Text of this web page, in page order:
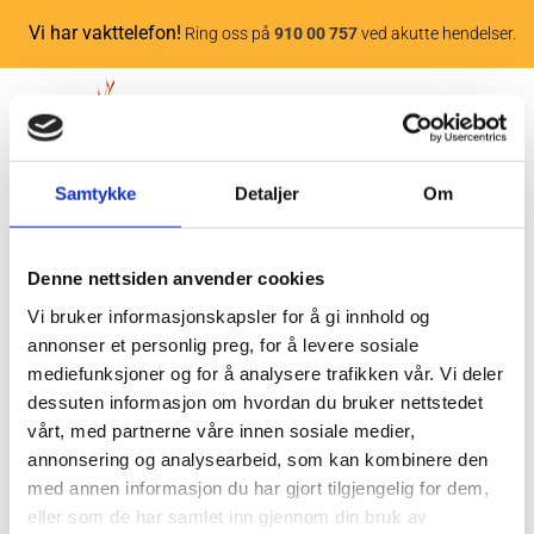
Samtykke Detaljer Om
Denne nettsiden anvender cookies
Vi bruker informasjonskapsler for å gi innhold og
annonser et personlig preg, for å levere sosiale
mediefunksjoner og for å analysere trafikken vår. Vi deler
dessuten informasjon om hvordan du bruker nettstedet
vårt, med partnerne våre innen sosiale medier,
annonsering og analysearbeid, som kan kombinere den
med annen informasjon du har gjort tilgjengelig for dem,
eller som de har samlet inn gjennom din bruk av
Vi har vakttelefon! Ring oss på 910 00 757ved akutte hendelser.
av Liv Tone
Nye nettleiepriser fra 1 juli 2026
Fra 1 juli 2026 blir det prisøkning på nettleiepriser da vi
kopier nettleien til de lokale nettleverandørene.